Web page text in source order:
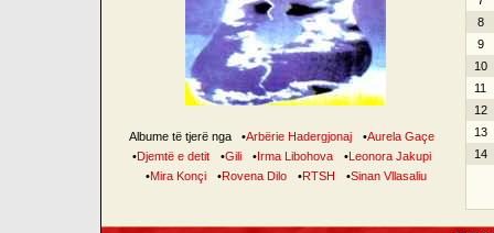
Albume të tjerë nga •Arbërie Hadergjonaj •Aurela Gaçe
•Djemtë e detit •Gili •Irma Libohova •Leonora Jakupi
•Mira Konçi •Rovena Dilo •RTSH •Sinan Vllasaliu
8
9
10
11
12
13
14